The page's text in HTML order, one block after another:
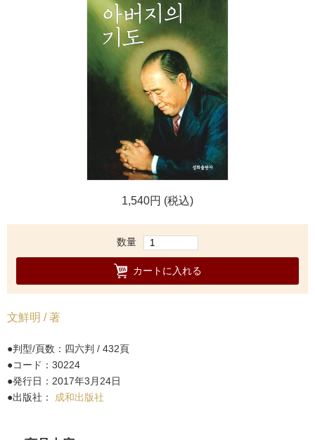
1,540円 (税込)
数量
カートに入れる
文鮮明 / 著
判型/頁数：四六判 / 432頁
コード：30224
発行日：2017年3月24日
出版社： 成和出版社